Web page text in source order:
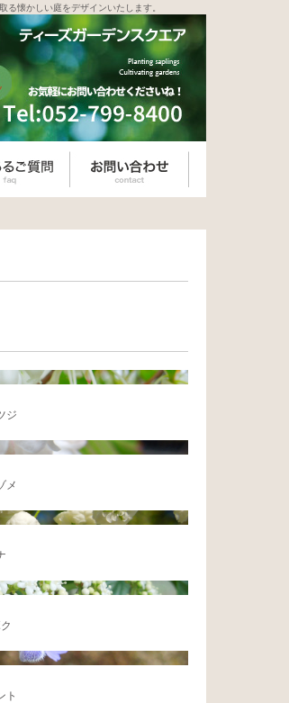
懐かしい庭をデザインいたします。
ジ
メ
ト